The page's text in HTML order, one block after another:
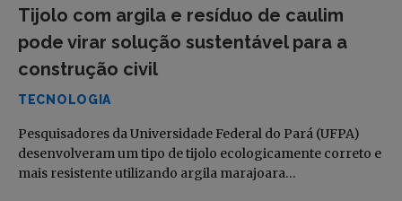
Tijolo com argila e resíduo de caulim
pode virar solução sustentável para a
construção civil
TECNOLOGIA
Pesquisadores da Universidade Federal do Pará (UFPA)
desenvolveram um tipo de tijolo ecologicamente correto e
mais resistente utilizando argila marajoara…